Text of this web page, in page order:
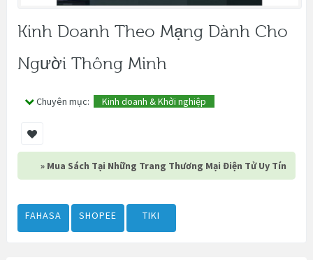
Kinh Doanh Theo Mạng Dành Cho
Người Thông Minh
Chuyên mục: Kinh doanh & Khởi nghiệp
» Mua Sách Tại Những Trang Thương Mại Điện Tử Uy Tín
FAHASA SHOPEE TIKI